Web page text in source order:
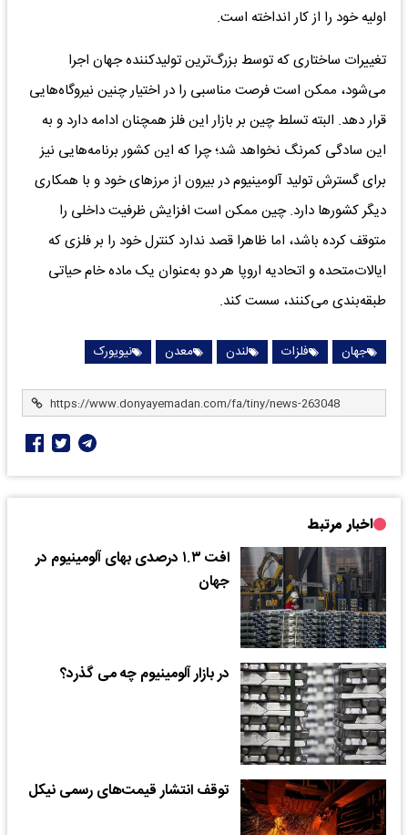
اولیه خود را از کار انداخته است.
تغییرات ساختاری که توسط بزرگ‌ترین تولیدکننده جهان اجرا
می‌شود، ممکن است فرصت مناسبی را در اختیار چنین نیروگاه‌‌‌هایی
قرار دهد. البته تسلط چین بر بازار این فلز همچنان ادامه دارد و به
این سادگی کمرنگ نخواهد شد؛ چرا که این کشور برنامه‌‌‌هایی نیز
برای گسترش تولید آلومینیوم در بیرون از مرزهای خود و با همکاری
دیگر کشورها دارد. چین ممکن است افزایش ظرفیت داخلی را
متوقف کرده باشد، اما ظاهرا قصد ندارد کنترل خود را بر فلزی که
ایالات‌متحده و اتحادیه اروپا هر دو به‌عنوان یک ماده خام حیاتی
طبقه‌بندی می‌کنند، سست کند.
جهان فلزات لندن معدن نیویورک
اخبار مرتبط
افت ۱.۳ درصدی بهای آلومینیوم در
جهان
در بازار آلومینیوم چه می گذرد؟
توقف انتشار قیمت‌های رسمی نیکل